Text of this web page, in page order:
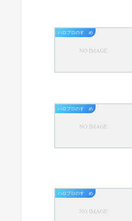
ハロプロのすゝめ
ハロプロのすゝめ
ハロプロのすゝめ